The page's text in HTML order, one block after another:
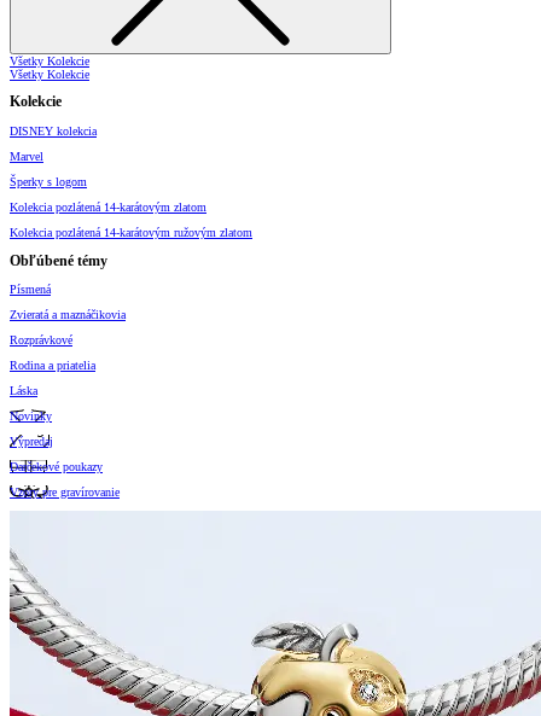
Všetky Kolekcie
Všetky Kolekcie
Kolekcie
DISNEY kolekcia
Marvel
Šperky s logom
Kolekcia pozlátená 14-karátovým zlatom
Kolekcia pozlátená 14-karátovým ružovým zlatom
Obľúbené témy
Písmená
Zvieratá a maznáčikovia
Rozprávkové
Rodina a priatelia
Láska
Novinky
Výpredaj
Darčekové poukazy
Vzory pre gravírovanie